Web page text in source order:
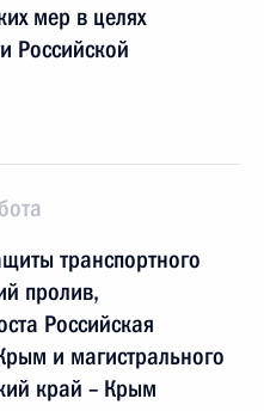
мер в целях
Российской
транспортного
пролив,
Российская
и магистрального
край – Крым